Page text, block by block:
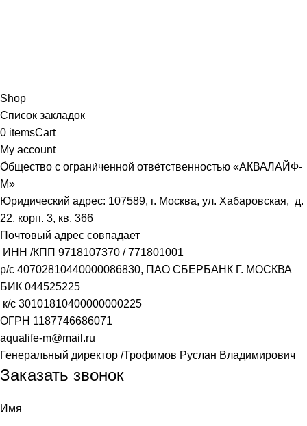
Shop
Список закладок
0 itemsCart
My account
О́бщество с ограни́ченной отве́тственностью «АКВАЛАЙФ-
М»
Юридический адрес: 107589, г. Москва, ул. Хабаровская, д.
22, корп. 3, кв. 366
Почтовый адрес совпадает
ИНН /КПП 9718107370 /771801001
р/с 40702810440000086830, ПАО СБЕРБАНК Г. МОСКВА
БИК 044525225
к/с 30101810400000000225
ОГРН 1187746686071
aqualife-m@mail.ru
Генеральный директор /Трофимов Руслан Владимирович
Заказать звонок
Имя